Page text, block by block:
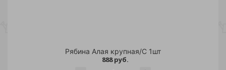
Рябина Алая крупная/С 1шт
888 руб.